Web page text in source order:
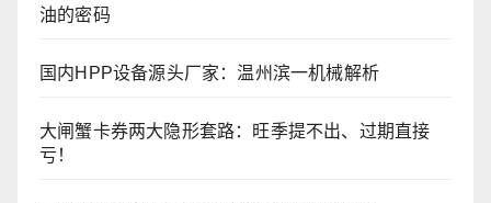
油的密码
国内HPP设备源头厂家：温州滨一机械解析
大闸蟹卡券两大隐形套路：旺季提不出、过期直接
亏！